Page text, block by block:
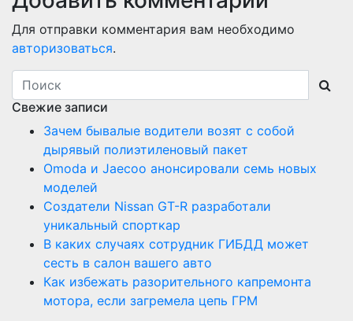
Для отправки комментария вам необходимо
авторизоваться.
Свежие записи
Зачем бывалые водители возят с собой
дырявый полиэтиленовый пакет
Оmoda и Jaecoo анонсировали семь новых
моделей
Создатели Nissan GT-R разработали
уникальный спорткар
В каких случаях сотрудник ГИБДД может
сесть в салон вашего авто
Как избежать разорительного капремонта
мотора, если загремела цепь ГРМ